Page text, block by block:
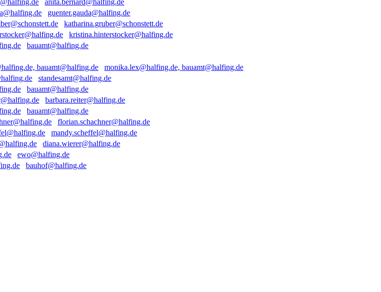
anita.bernard@halfing.de
guenter.gauda@halfing.de
katharina.gruber@schonstett.de
kristina.hinterstocker@halfing.de
bauamt@halfing.de
monika.lex@halfing.de, bauamt@halfing.de
standesamt@halfing.de
bauamt@halfing.de
barbara.reiter@halfing.de
bauamt@halfing.de
florian.schachner@halfing.de
mandy.scheffel@halfing.de
diana.wierer@halfing.de
ewo@halfing.de
bauhof@halfing.de